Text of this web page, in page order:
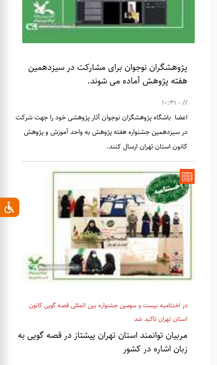
پژوهشگران نوجوان برای مشارکت در سیزدهمین
هفته پژوهش آماده می شوند.
// - 10:31
اعضا باشگاه پژوهشگران نوجوان آثار پژوهشی خود را جهت شرکت
در سیزدهمین جشنواره هفته پژوهش به واحد آموزش و پژوهش
کانون استان تهران ارسال کنند.
در اختتامیه بیست و سومین جشنواره بین المللی قصه گویی کانون
استان تهران تاکید شد
مربیان توانمند استان تهران پیشتاز در قصه گویی به
زبان اشاره در کشور